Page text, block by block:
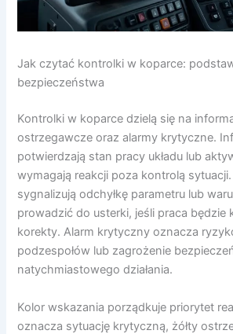
Jak czytać kontrolki w koparce:
bezpieczeństwa
Kontrolki w koparce dzielą się na
ostrzegawcze oraz alarmy krytyczne.
potwierdzają stan pracy układu lub
wymagają reakcji poza kontrolą
sygnalizują odchyłkę parametru lub
prowadzić do usterki, jeśli praca będzie
korekty. Alarm krytyczny oznacza
podzespołów lub zagrożenie
natychmiastowego działania.
Kolor wskazania porządkuje priorytet
oznacza sytuację krytyczną, żółty